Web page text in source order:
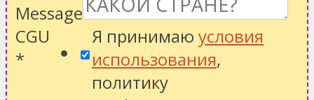
Message
CGU
*
Я принимаю условия
использования,
политику